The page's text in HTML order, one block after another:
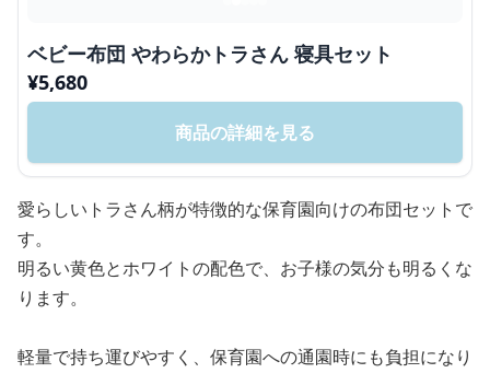
ベビー布団 やわらかトラさん 寝具セット
¥5,680
商品の詳細を見る
愛らしいトラさん柄が特徴的な保育園向けの布団セットで
す。
明るい黄色とホワイトの配色で、お子様の気分も明るくな
ります。
軽量で持ち運びやすく、保育園への通園時にも負担になり